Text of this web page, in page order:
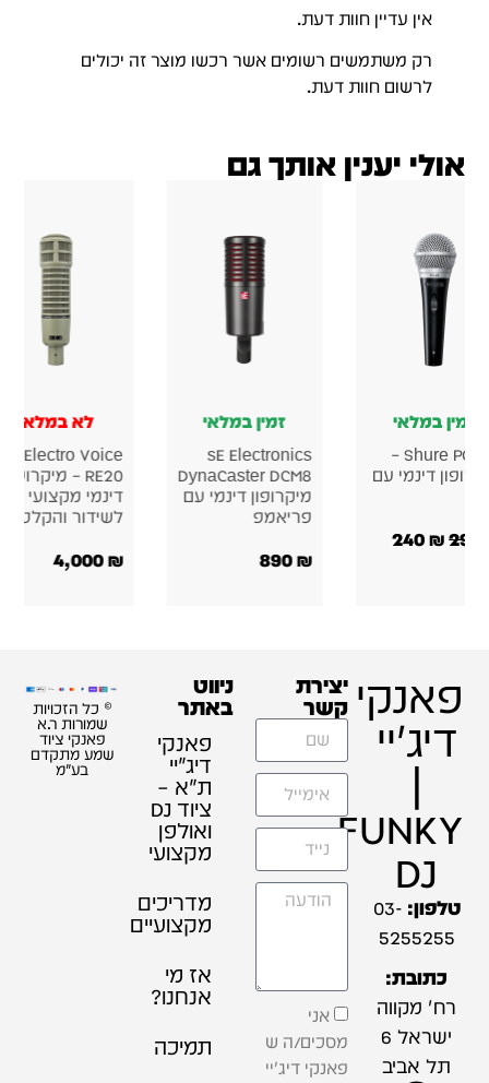
אין עדיין חוות דעת.
רק משתמשים רשומים אשר רכשו מוצר זה יכולים
לרשום חוות דעת.
אולי יענין אותך גם
זמין במלאי
Shure PGA48 –
דינמי עם
₪
240
זמין במלאי
sE Electronics
DynaCaster DCM8
מיקרופון דינמי עם
פריאמפ
₪
890
לא במלאי
Electro Voice
RE20 – מיקרופון
דינמי מקצועי
לשידור והקלטה
₪
4,000
פאנקי
דיג'יי
|
FUNKY
DJ
טלפון: 03-
5255255
כתובת:
רח' מקווה
ישראל 6
תל אביב
יצירת
קשר
אני
מסכים/ה ש
פאנקי דיג'יי
ניווט
באתר
פאנקי
דיג׳יי
ת"א –
ציוד DJ
ואולפן
מקצועי
מדריכים
מקצועיים
אז מי
אנחנו?
תמיכה
© כל הזכויות
שמורות ר.א
פאנקי ציוד
שמע מתקדם
בע"מ